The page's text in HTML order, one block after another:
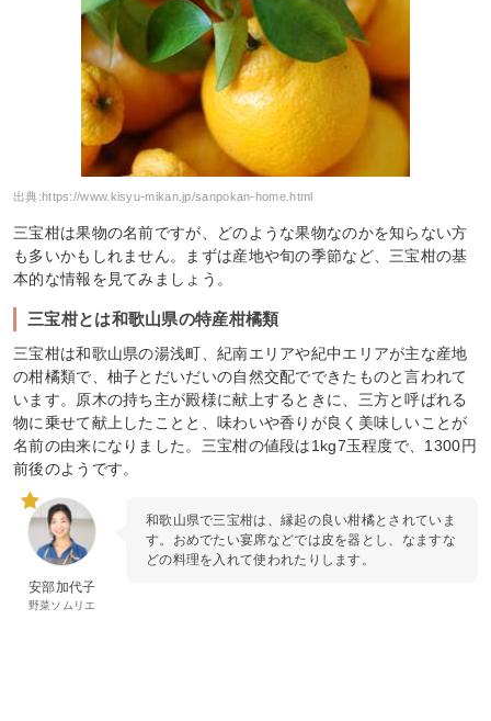
出典:https://www.kisyu-mikan.jp/sanpokan-home.html
三宝柑は果物の名前ですが、どのような果物なのかを知らない方
も多いかもしれません。まずは産地や旬の季節など、三宝柑の基
本的な情報を見てみましょう。
三宝柑とは和歌山県の特産柑橘類
三宝柑は和歌山県の湯浅町、紀南エリアや紀中エリアが主な産地
の柑橘類で、柚子とだいだいの自然交配でできたものと言われて
います。原木の持ち主が殿様に献上するときに、三方と呼ばれる
物に乗せて献上したことと、味わいや香りが良く美味しいことが
名前の由来になりました。三宝柑の値段は1kg7玉程度で、1300円
前後のようです。
安部加代子
野菜ソムリエ
和歌山県で三宝柑は、縁起の良い柑橘とされていま
す。おめでたい宴席などでは皮を器とし、なますな
どの料理を入れて使われたりします。